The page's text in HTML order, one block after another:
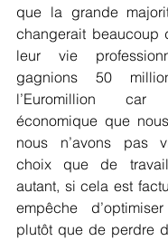
que la grande
changerait beaucoup
leur vie
gagnions 50
l’Euromillion
économique que
nous n’avons pas
choix que de
autant, si cela est
empêche
plutôt que de perdre